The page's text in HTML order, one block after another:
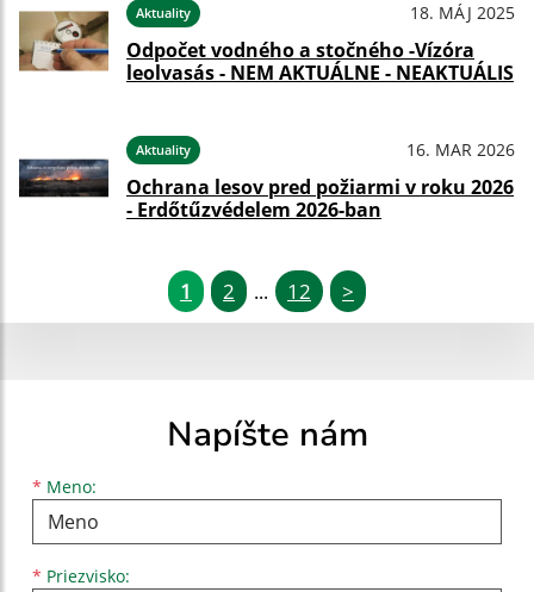
Aktuality 18. MÁJ 2025
Odpočet vodného a stočného -Vízóra
leolvasás - NEM AKTUÁLNE - NEAKTUÁLIS
Aktuality 16. MAR 2026
Ochrana lesov pred požiarmi v roku 2026
- Erdőtűzvédelem 2026-ban
1 2 ... 12 >
Napíšte nám
* Meno:
Meno
* Priezvisko:
Priezvisko
E-mailová adresa